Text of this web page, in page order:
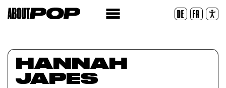
DE FR
HANNAH
JAPES